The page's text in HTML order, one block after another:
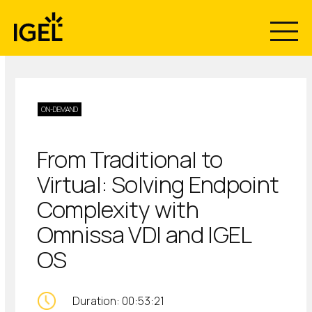
content
ON-DEMAND
From Traditional to
Virtual: Solving Endpoint
Complexity with
Omnissa VDI and IGEL
OS
Duration: 00:53:21